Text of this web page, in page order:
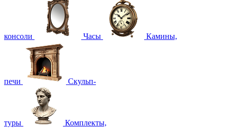
консоли Часы Камины,
печи Скульп-
туры Комплекты,